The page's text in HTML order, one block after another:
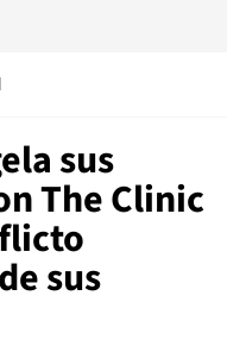
sus
The Clinic
sus